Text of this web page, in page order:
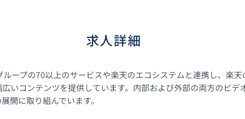
求人詳細
ープの70以上のサービスや楽天のエコシステムと連携し、楽
いコンテンツを提供しています。内部および外部の両方のビ
開に取り組んでいます。